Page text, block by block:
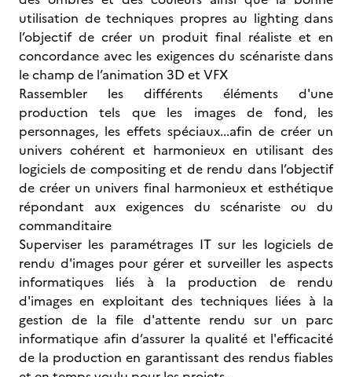
utilisation de techniques propres au lighting dans
l’objectif de créer un produit final réaliste et en
concordance avec les exigences du scénariste dans
le champ de l’animation 3D et VFX
Rassembler les différents éléments d'une
production tels que les images de fond, les
personnages, les effets spéciaux...afin de créer un
univers cohérent et harmonieux en utilisant des
logiciels de compositing et de rendu dans l’objectif
de créer un univers final harmonieux et esthétique
répondant aux exigences du scénariste ou du
commanditaire
Superviser les paramétrages IT sur les logiciels de
rendu d'images pour gérer et surveiller les aspects
informatiques liés à la production de rendu
d'images en exploitant des techniques liées à la
gestion de la file d'attente rendu sur un parc
informatique afin d’assurer la qualité et l'efficacité
de la production en garantissant des rendus fiables